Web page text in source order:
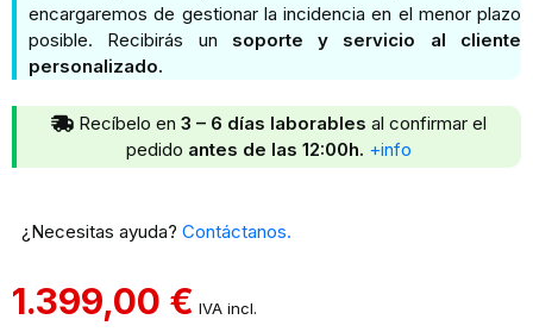
encargaremos de gestionar la incidencia en el menor plazo
posible. Recibirás un soporte y servicio al cliente
personalizado.
Recíbelo en 3 – 6 días laborables al confirmar el
pedido antes de las 12:00h. +info
¿Necesitas ayuda? Contáctanos.
1.399,00 € IVA incl.